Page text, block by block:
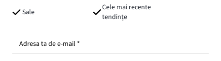
Sale
Cele mai recente
tendințe
Adresa ta de e-mail *